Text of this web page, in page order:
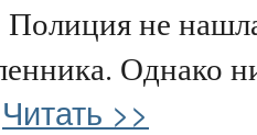
Полиция не
Однако
Читать >>